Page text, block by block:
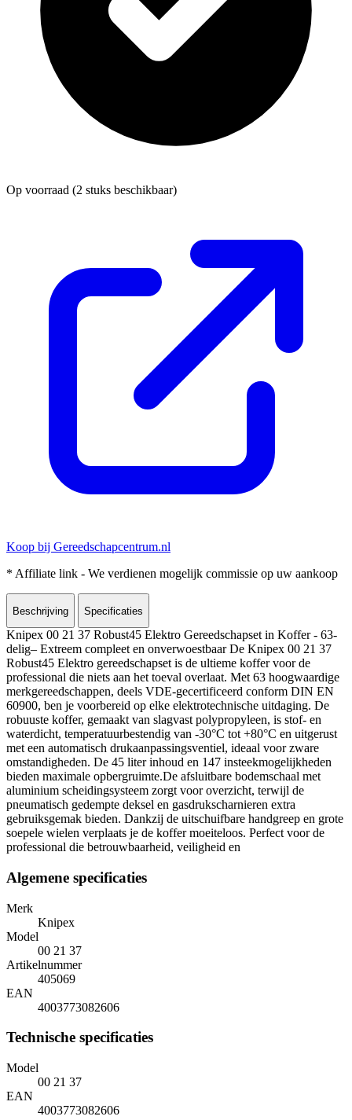
Op voorraad (2 stuks beschikbaar)
Koop bij Gereedschapcentrum.nl
* Affiliate link - We verdienen mogelijk commissie op uw aankoop
Beschrijving Specificaties
Knipex 00 21 37 Robust45 Elektro Gereedschapset in Koffer - 63-
delig– Extreem compleet en onverwoestbaar De Knipex 00 21 37
Robust45 Elektro gereedschapset is de ultieme koffer voor de
professional die niets aan het toeval overlaat. Met 63 hoogwaardige
merkgereedschappen, deels VDE-gecertificeerd conform DIN EN
60900, ben je voorbereid op elke elektrotechnische uitdaging. De
robuuste koffer, gemaakt van slagvast polypropyleen, is stof- en
waterdicht, temperatuurbestendig van -30°C tot +80°C en uitgerust
met een automatisch drukaanpassingsventiel, ideaal voor zware
omstandigheden. De 45 liter inhoud en 147 insteekmogelijkheden
bieden maximale opbergruimte.De afsluitbare bodemschaal met
aluminium scheidingsysteem zorgt voor overzicht, terwijl de
pneumatisch gedempte deksel en gasdrukscharnieren extra
gebruiksgemak bieden. Dankzij de uitschuifbare handgreep en grote
soepele wielen verplaats je de koffer moeiteloos. Perfect voor de
professional die betrouwbaarheid, veiligheid en
Algemene specificaties
Merk
Knipex
Model
00 21 37
Artikelnummer
405069
EAN
4003773082606
Technische specificaties
Model
00 21 37
EAN
4003773082606